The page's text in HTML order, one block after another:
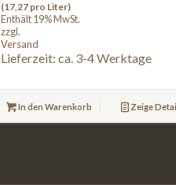
(17,27 pro Liter)
Enthält 19% MwSt.
zzgl.
Versand
Lieferzeit: ca. 3-4 Werktage
In den Warenkorb Zeige